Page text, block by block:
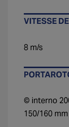
VITESSE
8 m/s
© interno
150/160 mm